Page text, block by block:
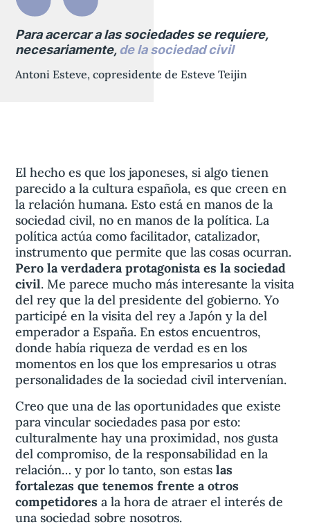
Para acercar a las sociedades se requiere,
necesariamente,de la sociedad civil
Antoni Esteve, copresidente de Esteve Teijin
El hecho es que los japoneses, si algo tienen
parecido a la cultura española, es que creen en
la relación humana. Esto está en manos de la
sociedad civil, no en manos de la política. La
política actúa como facilitador, catalizador,
instrumento que permite que las cosas ocurran.
Pero la verdadera protagonista es la sociedad
civil. Me parece mucho más interesante la visita
del rey que la del presidente del gobierno. Yo
participé en la visita del rey a Japón y la del
emperador a España. En estos encuentros,
donde había riqueza de verdad es en los
momentos en los que los empresarios u otras
personalidades de la sociedad civil intervenían.
Creo que una de las oportunidades que existe
para vincular sociedades pasa por esto:
culturalmente hay una proximidad, nos gusta
del compromiso, de la responsabilidad en la
relación… y por lo tanto, son estaslas
fortalezas que tenemos frente a otros
competidores a la hora de atraer el interés de
una sociedad sobre nosotros.